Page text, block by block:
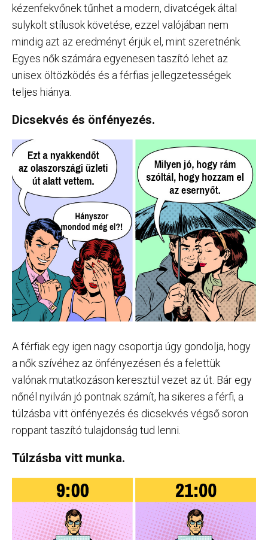
kézenfekvőnek tűnhet a modern, divatcégek által
sulykolt stílusok követése, ezzel valójában nem
mindig azt az eredményt érjük el, mint szeretnénk.
Egyes nők számára egyenesen taszító lehet az
unisex öltözködés és a férfias jellegzetességek
teljes hiánya.
Dicsekvés és önfényezés.
A férfiak egy igen nagy csoportja úgy gondolja, hogy
a nők szívéhez az önfényezésen és a felettük
valónak mutatkozáson keresztül vezet az út. Bár egy
nőnél nyilván jó pontnak számít, ha sikeres a férfi, a
túlzásba vitt önfényezés és dicsekvés végső soron
roppant taszító tulajdonság tud lenni.
Túlzásba vitt munka.